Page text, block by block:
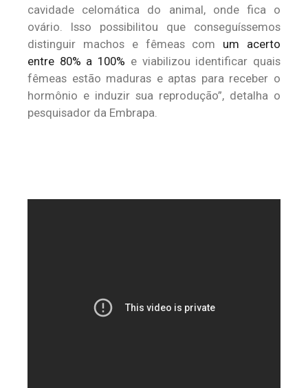
cavidade celomática do animal, onde fica o
ovário. Isso possibilitou que conseguíssemos
distinguir machos e fêmeas com um acerto
entre 80% a 100% e viabilizou identificar quais
fêmeas estão maduras e aptas para receber o
hormônio e induzir sua reprodução”, detalha o
pesquisador da Embrapa.